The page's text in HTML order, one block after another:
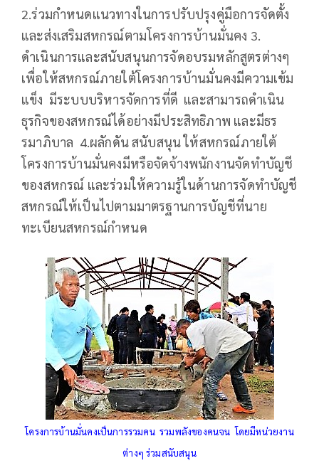
2.ร่วมกำหนดแนวทางในการปรับปรุงคู่มือการจัดตั้ง
และส่งเสริมสหกรณ์ตามโครงการบ้านมั่นคง 3.
ดำเนินการและสนับสนุนการจัดอบรมหลักสูตรต่างๆ
เพื่อให้สหกรณ์ภายใต้โครงการบ้านมั่นคงมีความเข้ม
แข็ง มีระบบบริหารจัดการที่ดี และสามารถดำเนิน
ธุรกิจของสหกรณ์ได้อย่างมีประสิทธิภาพ และมีธร
รมาภิบาล 4.ผลักดัน สนับสนุน ให้สหกรณ์ภายใต้
โครงการบ้านมั่นคงมีหรือจัดจ้างพนักงานจัดทำบัญชี
ของสหกรณ์ และร่วมให้ความรู้ในด้านการจัดทำบัญชี
สหกรณ์ให้เป็นไปตามมาตรฐานการบัญชีที่นาย
ทะเบียนสหกรณ์กำหนด
โครงการบ้านมั่นคงเป็นการรวมคน รวมพลังของคนจน โดยมีหน่วยงาน
ต่างๆ ร่วมสนับสนุน